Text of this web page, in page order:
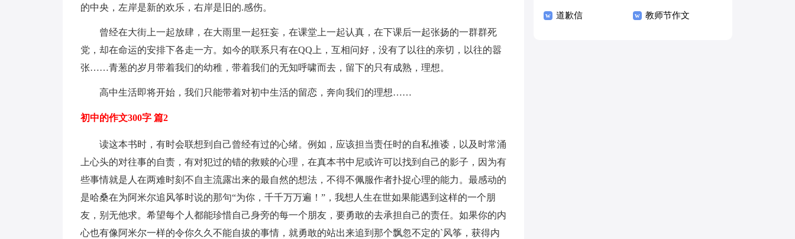
的中央，左岸是新的欢乐，右岸是旧的.感伤。
曾经在大街上一起放肆，在大雨里一起狂妄，在课堂上一起认真，在下课后一起张扬的一群群死
党，却在命运的安排下各走一方。如今的联系只有在QQ上，互相问好，没有了以往的亲切，以往的嚣
张……青葱的岁月带着我们的幼稚，带着我们的无知呼啸而去，留下的只有成熟，理想。
高中生活即将开始，我们只能带着对初中生活的留恋，奔向我们的理想……
初中的作文300字 篇2
读这本书时，有时会联想到自己曾经有过的心绪。例如，应该担当责任时的自私推诿，以及时常涌
上心头的对往事的自责，有对犯过的错的救赎的心理，在真本书中尼或许可以找到自己的影子，因为有
些事情就是人在两难时刻不自主流露出来的最自然的想法，不得不佩服作者扑捉心理的能力。最感动的
是哈桑在为阿米尔追风筝时说的那句“为你，千千万万遍！”，我想人生在世如果能遇到这样的一个朋
友，别无他求。希望每个人都能珍惜自己身旁的每一个朋友，要勇敢的去承担自己的责任。如果你的内
心也有像阿米尔一样的令你久久不能自拔的事情，就勇敢的站出来追到那个飘忽不定的`风筝，获得内
道歉信 教师节作文